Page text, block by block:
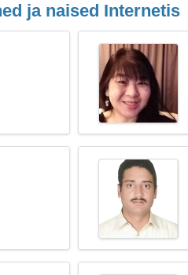
ja naised Internetis